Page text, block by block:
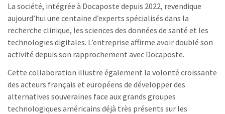
La société, intégrée à Docaposte depuis 2022, revendique
aujourd’hui une centaine d’experts spécialisés dans la
recherche clinique, les sciences des données de santé et les
technologies digitales. L’entreprise affirme avoir doublé son
activité depuis son rapprochement avec Docaposte.
Cette collaboration illustre également la volonté croissante
des acteurs français et européens de développer des
alternatives souveraines face aux grands groupes
technologiques américains déjà très présents sur les